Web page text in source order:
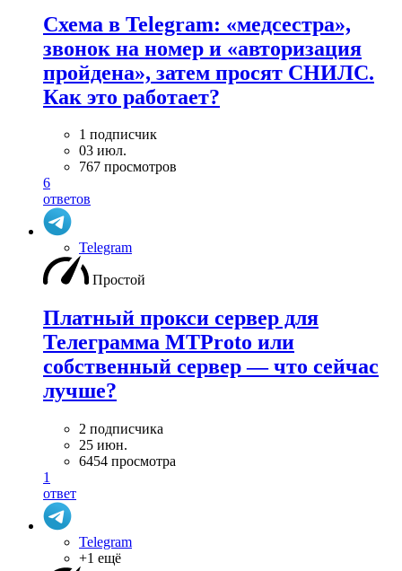
Схема в Telegram: «медсестра»,
звонок на номер и «авторизация
пройдена», затем просят СНИЛС.
Как это работает?
1 подписчик
03 июл.
767 просмотров
6
ответов
Telegram
Простой
Платный прокси сервер для
Телеграмма MTProto или
собственный сервер — что сейчас
лучше?
2 подписчика
25 июн.
6454 просмотра
1
ответ
Telegram
+1 ещё